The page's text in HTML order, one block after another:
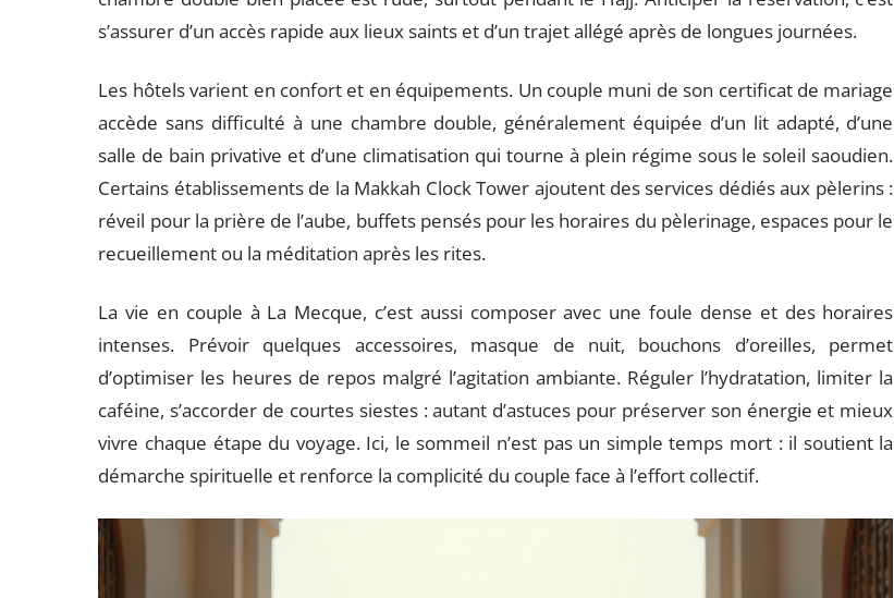
s’assurer d’un accès rapide aux lieux saints et d’un trajet allégé après de longues journées.
Les hôtels varient en confort et en équipements. Un couple muni de son certificat de mariage
accède sans difficulté à une chambre double, généralement équipée d’un lit adapté, d’une
salle de bain privative et d’une climatisation qui tourne à plein régime sous le soleil saoudien.
Certains établissements de la Makkah Clock Tower ajoutent des services dédiés aux pèlerins :
réveil pour la prière de l’aube, buffets pensés pour les horaires du pèlerinage, espaces pour le
recueillement ou la méditation après les rites.
La vie en couple à La Mecque, c’est aussi composer avec une foule dense et des horaires
intenses. Prévoir quelques accessoires, masque de nuit, bouchons d’oreilles, permet
d’optimiser les heures de repos malgré l’agitation ambiante. Réguler l’hydratation, limiter la
caféine, s’accorder de courtes siestes : autant d’astuces pour préserver son énergie et mieux
vivre chaque étape du voyage. Ici, le sommeil n’est pas un simple temps mort : il soutient la
démarche spirituelle et renforce la complicité du couple face à l’effort collectif.